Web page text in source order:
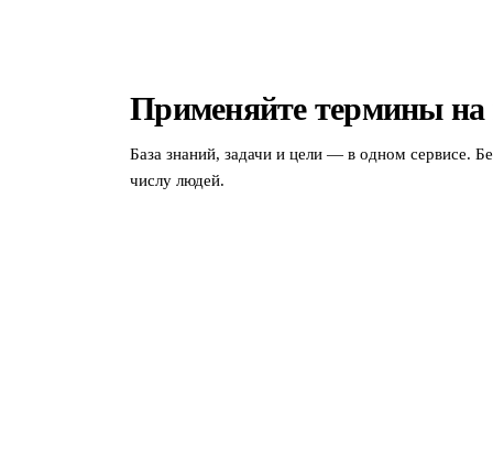
Применяйте термины на
База знаний, задачи и цели — в одном сервисе.
числу людей.